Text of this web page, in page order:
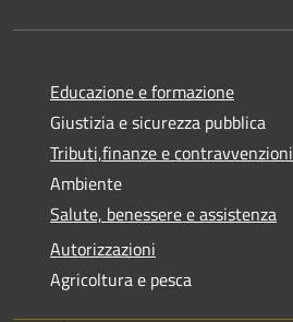
Educazione e formazione
Giustizia e sicurezza pubblica
Tributi,finanze e contravvenzioni
Ambiente
Salute, benessere e assistenza
Autorizzazioni
Agricoltura e pesca